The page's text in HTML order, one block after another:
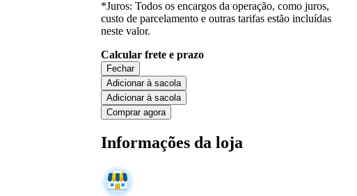
*Juros: Todos os encargos da operação, como juros,
custo de parcelamento e outras tarifas estão incluídas
neste valor.
Calcular frete e prazo
Fechar
Adicionar à sacola
Adicionar à sacola
Comprar agora
Informações da loja